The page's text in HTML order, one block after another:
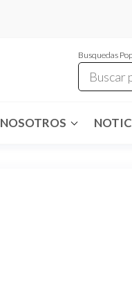
Busquedas
NOSOTROS